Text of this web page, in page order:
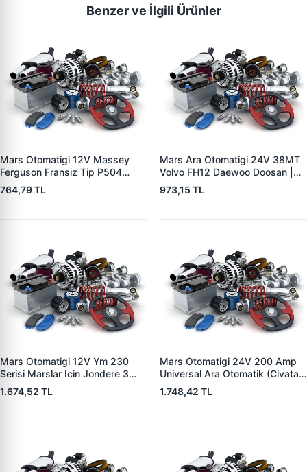
Benzer ve İlgili Ürünler
Mars Otomatigi 12V Massey
Ferguson Fransiz Tip P504
P505 Xxx | ZM 0560
764,79 TL
Mars Ara Otomatigi 24V 38MT
Volvo FH12 Daewoo Doosan |
ZM 4409 | OEM 10512097
973,15 TL
Mars Otomatigi 12V Ym 230
Serisi Marslar Icin Jondere 3
Delik | ZM 1653 | OEM
RE503357
1.674,52 TL
Mars Otomatigi 24V 200 Amp
Universal Ara Otomatik (Civatali)
| ZM 1404
1.748,42 TL